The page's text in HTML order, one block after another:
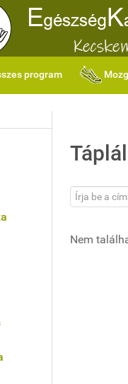
program
Írja be a
Nem